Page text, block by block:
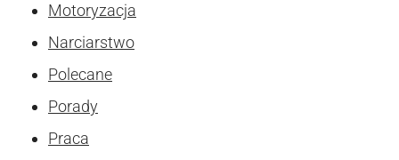
Motoryzacja
Narciarstwo
Polecane
Porady
Praca